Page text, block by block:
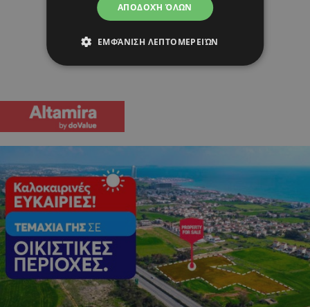
ΑΠΟΔΟΧΉ ΌΛΩΝ
ΕΜΦΆΝΙΣΗ ΛΕΠΤΟΜΕΡΕΙΏΝ